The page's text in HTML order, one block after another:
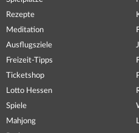
Rezepte
Meditation
Ausflugsziele
Freizeit-Tipps
Ticketshop
Lotto Hessen
Spiele
Mahjong